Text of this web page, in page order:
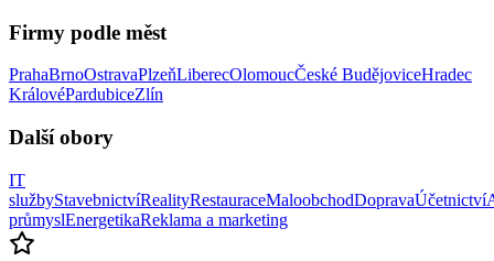
Firmy podle měst
PrahaBrnoOstravaPlzeňLiberecOlomoucČeské BudějoviceHradec
KrálovéPardubiceZlín
Další obory
IT
službyStavebnictvíRealityRestauraceMaloobchodDopravaÚčetnictví
průmyslEnergetikaReklama a marketing